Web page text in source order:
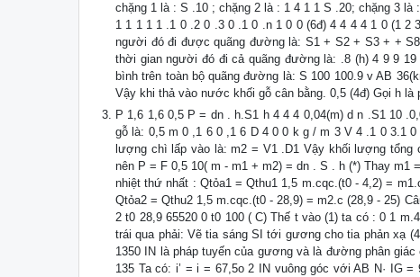
chặng 1 là : S .10 ; chặng 2 là : 1 4 1 1 S .20; chặng 3
1 1 1 1 1 .1 0 .2 0 .3 0 .1 0 .n 1 0 0 (6đ) 4 4 4 4 1 0 (1
người đó đi được quãng đường là: S1 + S2 + S3 + +
thời gian người đó đi cả quãng đường là: .8 (h) 4 9 9
bình trên toàn bộ quãng đường là: S 100 100.9 v AB
Vậy khi thả vào nước khối gỗ cân bằng. 0,5 (4đ) Gọi h
P 1,6 1,6 0,5 P = dn . h.S1 h 4 4 4 0,04(m) d n .S1 10
gỗ là: 0,5 m 0 ,1 6 0 ,1 6 D 4 0 0 k g / m 3 V 4 .1 0 3.1
lượng chì lấp vào là: m2 = V1 .D1 Vậy khối lượng
nên P = F 0,5 10( m - m1 + m2) = dn . S . h (*) Thay
nhiệt thứ nhất : Qtỏa1 = Qthu1 1,5 m.cqc.(t0 - 4,2) =
Qtỏa2 = Qthu2 1,5 m.cqc.(t0 - 28,9) = m2.c (28,9 - 25)
2 t0 28,9 65520 0 t0 100 ( C) Thế t vào (1) ta có : 0 1
trái qua phải: Vẽ tia sáng SI tới gương cho tia phản xạ
1350 IN là pháp tuyến của gương và là đường phân
135 Ta có: i’ = i = 67,5o 2 IN vuông góc với AB N· IG